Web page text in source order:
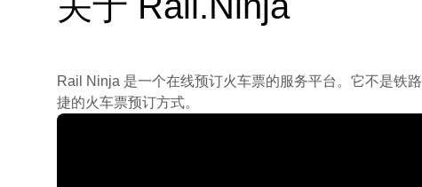
Rail Ninja 是一个在线预订火车票的服务平台。它不是铁
捷的火车票预订方式。